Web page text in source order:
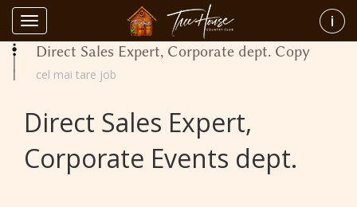
Toggle
navigation
Home Direct Sales Expert, Corporate dept. Copy
Direct Sales Expert, Corporate dept. Copy
cel mai tare job
Direct Sales Expert,
Corporate Events dept.